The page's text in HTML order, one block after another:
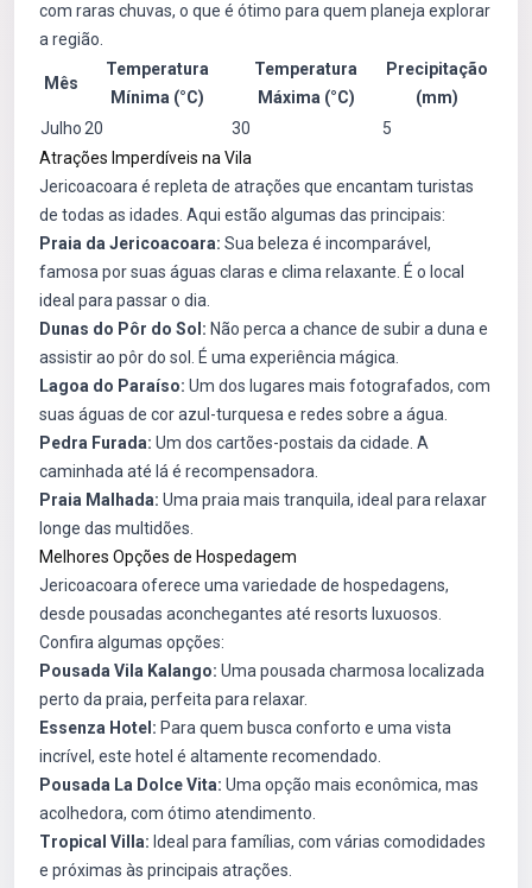
com raras chuvas, o que é ótimo para quem planeja explorar
a região.
Mês
Temperatura
Mínima (°C)
Temperatura
Máxima (°C)
Precipitação
(mm)
Julho 20 30
5
Atrações Imperdíveis na Vila
Jericoacoara é repleta de atrações que encantam turistas
de todas as idades. Aqui estão algumas das principais:
Praia da Jericoacoara: Sua beleza é incomparável,
famosa por suas águas claras e clima relaxante. É o local
ideal para passar o dia.
Dunas do Pôr do Sol: Não perca a chance de subir a duna e
assistir ao pôr do sol. É uma experiência mágica.
Lagoa do Paraíso: Um dos lugares mais fotografados, com
suas águas de cor azul-turquesa e redes sobre a água.
Pedra Furada: Um dos cartões-postais da cidade. A
caminhada até lá é recompensadora.
Praia Malhada: Uma praia mais tranquila, ideal para relaxar
longe das multidões.
Melhores Opções de Hospedagem
Jericoacoara oferece uma variedade de hospedagens,
desde pousadas aconchegantes até resorts luxuosos.
Confira algumas opções:
Pousada Vila Kalango: Uma pousada charmosa localizada
perto da praia, perfeita para relaxar.
Essenza Hotel: Para quem busca conforto e uma vista
incrível, este hotel é altamente recomendado.
Pousada La Dolce Vita: Uma opção mais econômica, mas
acolhedora, com ótimo atendimento.
Tropical Villa: Ideal para famílias, com várias comodidades
e próximas às principais atrações.